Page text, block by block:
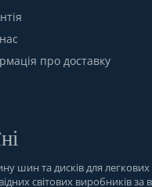
про доставку
шин та дисків для
світових виробників за